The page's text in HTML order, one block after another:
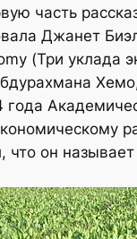
часть
Джанет
(Три уклада
года
что он